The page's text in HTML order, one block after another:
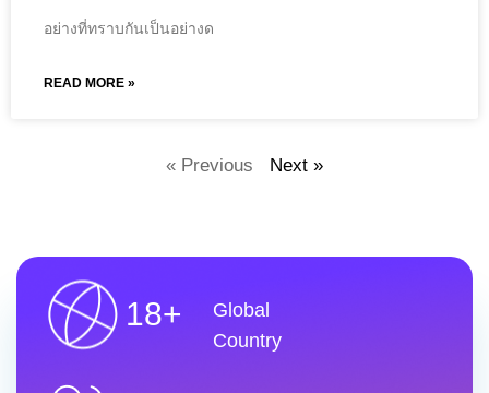
อย่างที่ทราบกันเป็นอย่างด
READ MORE »
« Previous Next »
18+
Global
Country